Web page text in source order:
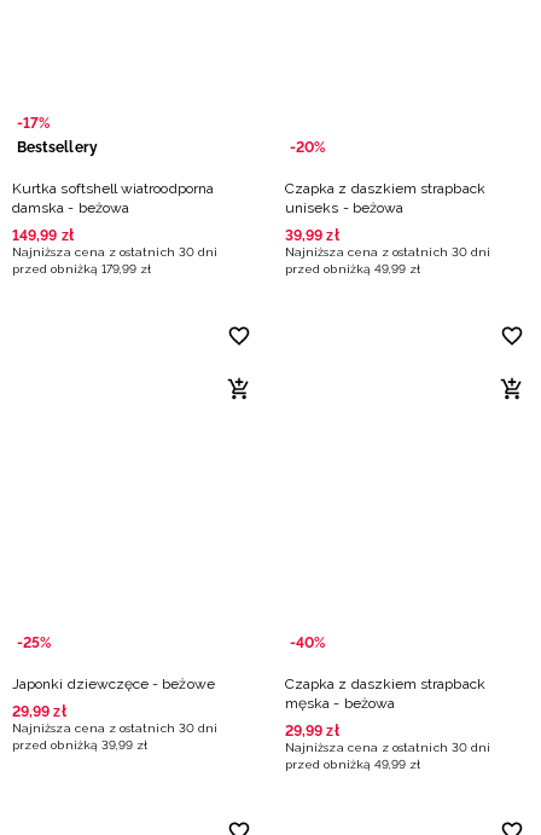
-17%
Bestsellery
Kurtka softshell wiatroodporna
damska - beżowa
149,99 zł
Najniższa cena z ostatnich 30 dni
przed obniżką 179,99 zł
-20%
Czapka z daszkiem strapback
uniseks - beżowa
39,99 zł
Najniższa cena z ostatnich 30 dni
przed obniżką 49,99 zł
-25%
Japonki dziewczęce - beżowe
29,99 zł
Najniższa cena z ostatnich 30 dni
przed obniżką 39,99 zł
-40%
Czapka z daszkiem strapback
męska - beżowa
29,99 zł
Najniższa cena z ostatnich 30 dni
przed obniżką 49,99 zł
Słowacki / EUR
Ukraiński / UAH